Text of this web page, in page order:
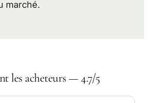
marché.
les acheteurs — 4.7/5